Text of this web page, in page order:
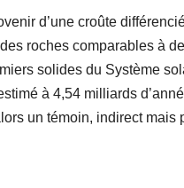
d’une croûte
roches comparables à
solides du Système
à 4,54 milliards
un témoin, indirect mais